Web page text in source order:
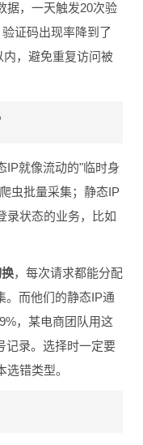
据，一天触发20次验
验证码出现率降到了
，避免重复访问被
IP就像流动的"临时身
虫批量采集；静态IP
录状态的业务，比如
，每次请求都能分配
。而他们的静态IP通
，某电商团队用这
记录。选择时一定要
错类型。